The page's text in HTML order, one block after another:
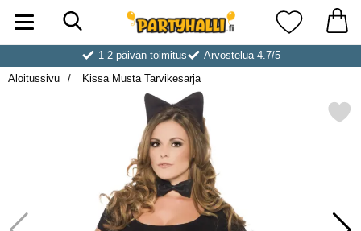
Ostoskori laajennettu Partyhallen AB
Suosikkini
1-2 päivän toimitus
Arvostelua 4.7/5
Aloitussivu
Kissa Musta Tarvikesarja
Merkitse kissa Musta